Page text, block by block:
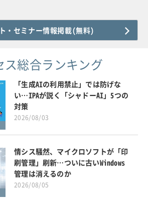
・セミナー情報掲載(無料)
ス総合ランキング
「生成AIの利用禁止」では防げな
い…IPAが説く「シャドーAI」5つの
対策
2026/08/03
情シス騒然、マイクロソフトが「印
刷管理」刷新…ついに古いWindows
管理は消えるのか
2026/08/05